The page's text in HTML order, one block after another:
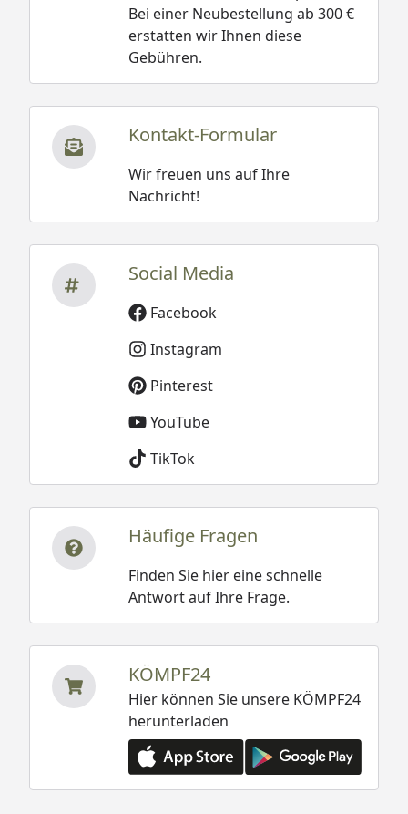
Bei einer Neubestellung ab 300 €
erstatten wir Ihnen diese
Gebühren.
Kontakt-Formular
Wir freuen uns auf Ihre
Nachricht!
Social Media
Facebook
Instagram
Pinterest
YouTube
TikTok
Häufige Fragen
Finden Sie hier eine schnelle
Antwort auf Ihre Frage.
KÖMPF24
Hier können Sie unsere KÖMPF24
herunterladen